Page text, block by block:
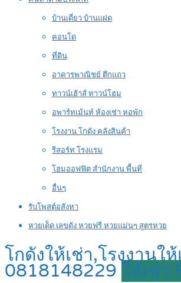
บ้านเดี่ยว บ้านแฝด
คอนโด
ที่ดิน
อาคารพาณิชย์ ตึกแถว
ทาวน์เฮ้าส์ ทาวน์โฮม
อพาร์ทเม้นท์ ห้องเช่า หอพัก
โรงงาน โกดัง คลังสินค้า
รีสอร์ท โรงแรม
โฮมออฟฟิต สำนักงาน พื้นที่
อื่นๆ
รับโพสต์อสังหา
หวยเด็ด เลขดัง หวยฟรี หวยแม่นๆ สูตรหวย
โกดังให้เช่า,โรงงาน
0818148229 ให้เช่า